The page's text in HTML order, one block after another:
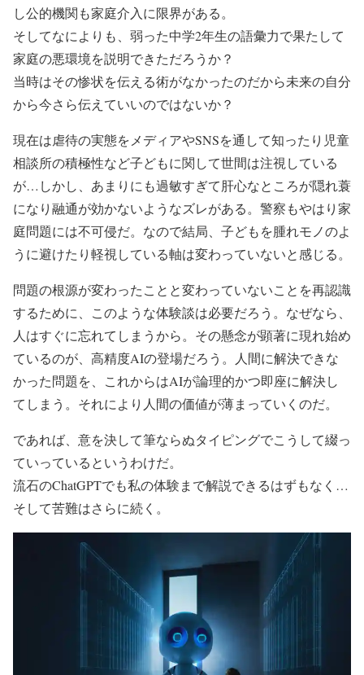
し公的機関も家庭介入に限界がある。
そしてなによりも、弱った中学2年生の語彙力で果たして
家庭の悪環境を説明できただろうか？
当時はその惨状を伝える術がなかったのだから未来の自分
から今さら伝えていいのではないか？
現在は虐待の実態をメディアやSNSを通して知ったり児童
相談所の積極性など子どもに関して世間は注視している
が…しかし、あまりにも過敏すぎて肝心なところが隠れ蓑
になり融通が効かないようなズレがある。警察もやはり家
庭問題には不可侵だ。なので結局、子どもを腫れモノのよ
うに避けたり軽視している軸は変わっていないと感じる。
問題の根源が変わったことと変わっていないことを再認識
するために、このような体験談は必要だろう。なぜなら、
人はすぐに忘れてしまうから。その懸念が顕著に現れ始め
ているのが、高精度AIの登場だろう。人間に解決できな
かった問題を、これからはAIが論理的かつ即座に解決し
てしまう。それにより人間の価値が薄まっていくのだ。
であれば、意を決して筆ならぬタイピングでこうして綴っ
ていっているというわけだ。
流石のChatGPTでも私の体験まで解説できるはずもなく…
そして苦難はさらに続く。